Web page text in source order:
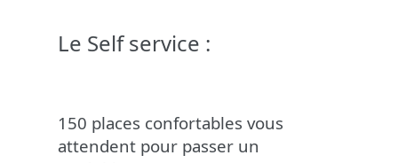
Le Self service :
150 places confortables vous
attendent pour passer un